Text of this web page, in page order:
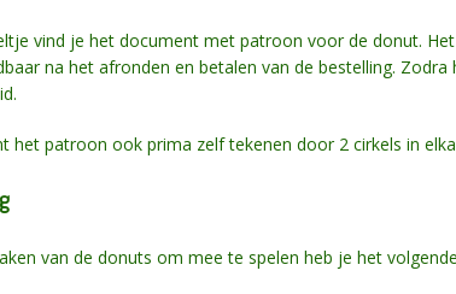
vind je het document met patroon voor de donut.
na het afronden en betalen van de bestelling.
het patroon ook prima zelf tekenen door 2 cirkels in
van de donuts om mee te spelen heb je het